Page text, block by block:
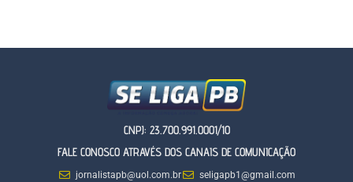
CNPJ: 23.700.991.0001/10
FALE CONOSCO ATRAVÉS DOS CANAIS DE COMUNICAÇÃO
jornalistapb@uol.com.br
seligapb1@gmail.com